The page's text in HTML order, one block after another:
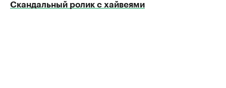
Скандальный ролик с хайвеями